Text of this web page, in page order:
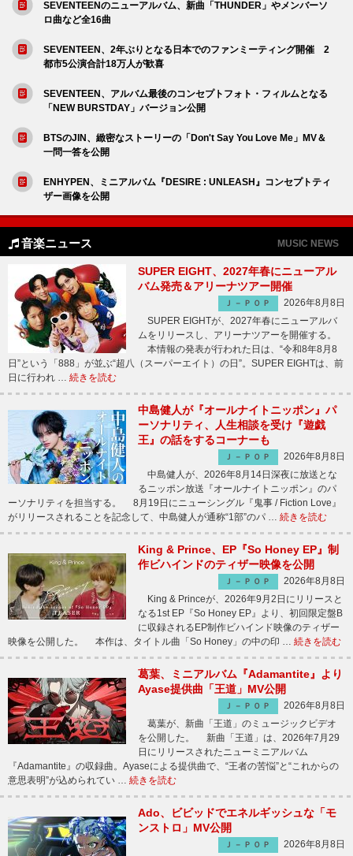
SEVENTEENのニューアルバム、新曲「THUNDER」やメンバーソ
ロ曲など全16曲
SEVENTEEN、2年ぶりとなる日本でのファンミーティング開催 2
都市5公演合計18万人が歓喜
SEVENTEEN、アルバム最後のコンセプトフォト・フィルムとなる
「NEW BURSTDAY」バージョン公開
BTSのJIN、緻密なストーリーの「Don't Say You Love Me」MV＆
一問一答を公開
ENHYPEN、ミニアルバム『DESIRE : UNLEASH』コンセプトティ
ザー画像を公開
音楽ニュース MUSIC NEWS
SUPER EIGHT、2027年春にニューアル
バム発売＆アリーナツアー開催
Ｊ－ＰＯＰ
2026年8月8日
SUPER EIGHTが、2027年春にニューアルバ
ムをリリースし、アリーナツアーを開催する。
本情報の発表が行われた日は、“令和8年8月8
日”という「888」が並ぶ“超八（スーパーエイト）の日”。SUPER EIGHTは、前
日に行われ … 続きを読む
中島健人が『オールナイトニッポン』パ
ーソナリティ、人生相談を受け『遊戯
王』の話をするコーナーも
Ｊ－ＰＯＰ
2026年8月8日
中島健人が、2026年8月14日深夜に放送とな
るニッポン放送『オールナイトニッポン』のパ
ーソナリティを担当する。 8月19日にニューシングル『鬼事 / Fiction Love』
がリリースされることを記念して、中島健人が通称“1部”のパ … 続きを読む
King & Prince、EP『So Honey EP』制
作ビハインドのティザー映像を公開
Ｊ－ＰＯＰ
2026年8月8日
King & Princeが、2026年9月2日にリリースと
なる1st EP『So Honey EP』より、初回限定盤B
に収録されるEP制作ビハインド映像のティザー
映像を公開した。 本作は、タイトル曲「So Honey」の中の印 … 続きを読む
葛葉、ミニアルバム『Adamantite』より
Ayase提供曲「王道」MV公開
Ｊ－ＰＯＰ
2026年8月8日
葛葉が、新曲「王道」のミュージックビデオ
を公開した。 新曲「王道」は、2026年7月29
日にリリースされたニューミニアルバム
『Adamantite』の収録曲。Ayaseによる提供曲で、“王者の苦悩”と“これからの
意思表明”が込められてい … 続きを読む
Ado、ビビッドでエネルギッシュな「モ
ンストロ」MV公開
Ｊ－ＰＯＰ
2026年8月8日